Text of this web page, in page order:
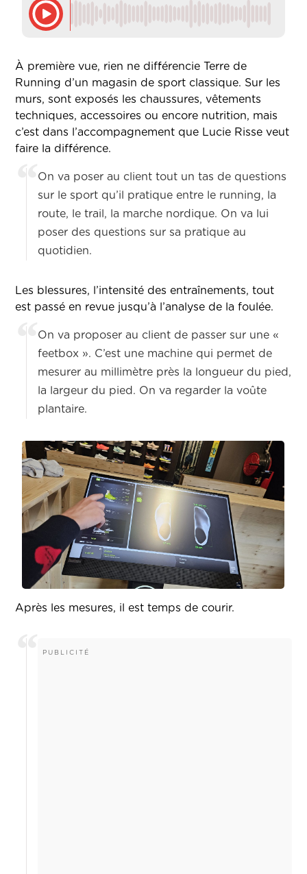
À première vue, rien ne différencie Terre de
Running d’un magasin de sport classique. Sur les
murs, sont exposés les chaussures, vêtements
techniques, accessoires ou encore nutrition, mais
c’est dans l’accompagnement que Lucie Risse veut
faire la différence.
On va poser au client tout un tas de questions
sur le sport qu’il pratique entre le running, la
route, le trail, la marche nordique. On va lui
poser des questions sur sa pratique au
quotidien.
Les blessures, l’intensité des entraînements, tout
est passé en revue jusqu’à l’analyse de la foulée.
On va proposer au client de passer sur une «
feetbox ». C’est une machine qui permet de
mesurer au millimètre près la longueur du pied,
la largeur du pied. On va regarder la voûte
plantaire.
Après les mesures, il est temps de courir.